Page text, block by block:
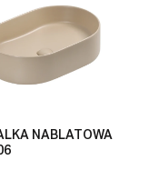
NABLATOWA